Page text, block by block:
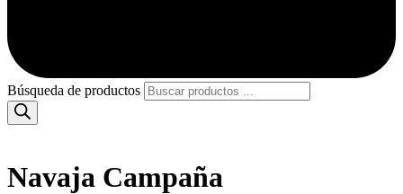
Búsqueda de productos
Navaja Campaña